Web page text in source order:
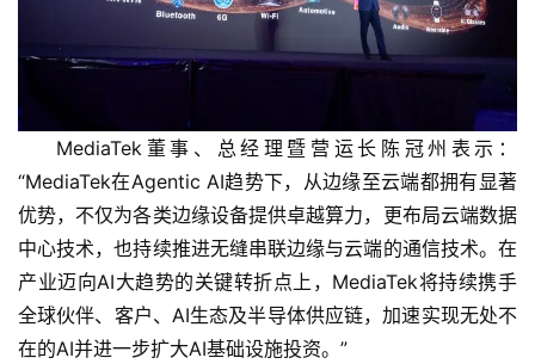
MediaTek董事、总经理暨营运长陈冠州表示：
“MediaTek在Agentic AI趋势下，从边缘至云端都拥有显著
优势，不仅为各类边缘设备提供卓越算力，更布局云端数据
中心技术，也持续推进无缝串联边缘与云端的通信技术。在
产业迈向AI大趋势的关键转折点上，MediaTek将持续携手
全球伙伴、客户、AI生态及半导体供应链，加速实现无处不
在的AI并进一步扩大AI基础设施投资。”